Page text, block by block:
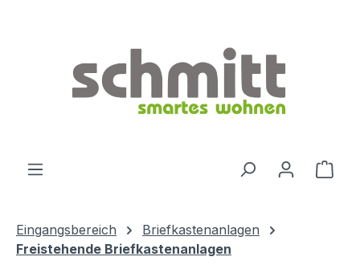
Eingangsbereich
Briefkastenanlagen
Freistehende Briefkastenanlagen